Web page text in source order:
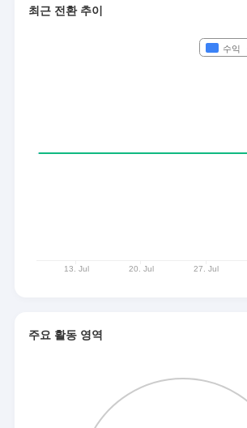
최근 전환 추이
주요 활동 영역